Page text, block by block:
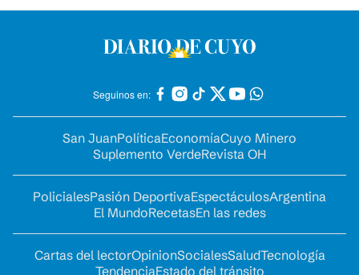
Seguinos en:
San JuanPolíticaEconomíaCuyo Minero
Suplemento VerdeRevista OH
PolicialesPasión DeportivaEspectáculosArgentina
El MundoRecetasEn las redes
Cartas del lectorOpinionSocialesSaludTecnología
TendenciaEstado del tránsito